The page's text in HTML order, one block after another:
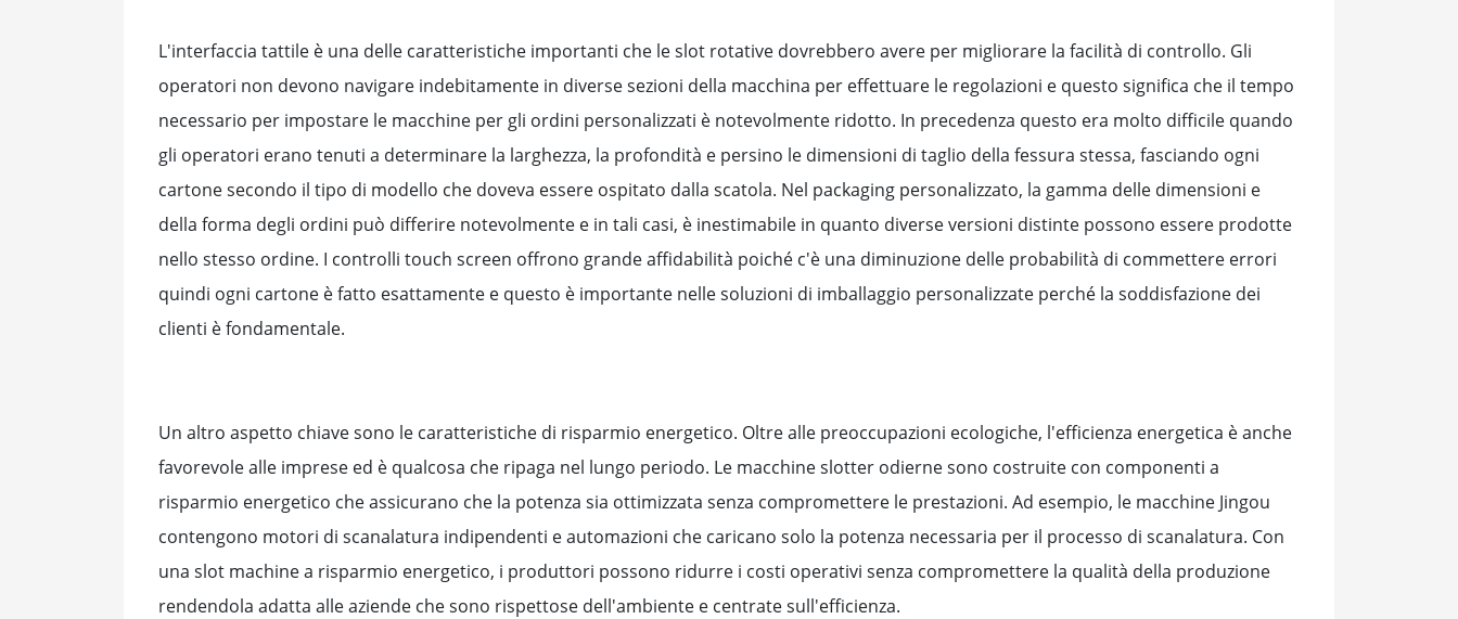
L'interfaccia tattile è una delle caratteristiche importanti che le slot rotative dovrebbero avere per migliorare la facilità di controllo. Gli
operatori non devono navigare indebitamente in diverse sezioni della macchina per effettuare le regolazioni e questo significa che il tempo
necessario per impostare le macchine per gli ordini personalizzati è notevolmente ridotto. In precedenza questo era molto difficile quando
gli operatori erano tenuti a determinare la larghezza, la profondità e persino le dimensioni di taglio della fessura stessa, fasciando ogni
cartone secondo il tipo di modello che doveva essere ospitato dalla scatola. Nel packaging personalizzato, la gamma delle dimensioni e
della forma degli ordini può differire notevolmente e in tali casi, è inestimabile in quanto diverse versioni distinte possono essere prodotte
nello stesso ordine. I controlli touch screen offrono grande affidabilità poiché c'è una diminuzione delle probabilità di commettere errori
quindi ogni cartone è fatto esattamente e questo è importante nelle soluzioni di imballaggio personalizzate perché la soddisfazione dei
clienti è fondamentale.
Un altro aspetto chiave sono le caratteristiche di risparmio energetico. Oltre alle preoccupazioni ecologiche, l'efficienza energetica è anche
favorevole alle imprese ed è qualcosa che ripaga nel lungo periodo. Le macchine slotter odierne sono costruite con componenti a
risparmio energetico che assicurano che la potenza sia ottimizzata senza compromettere le prestazioni. Ad esempio, le macchine Jingou
contengono motori di scanalatura indipendenti e automazioni che caricano solo la potenza necessaria per il processo di scanalatura. Con
una slot machine a risparmio energetico, i produttori possono ridurre i costi operativi senza compromettere la qualità della produzione
rendendola adatta alle aziende che sono rispettose dell'ambiente e centrate sull'efficienza.